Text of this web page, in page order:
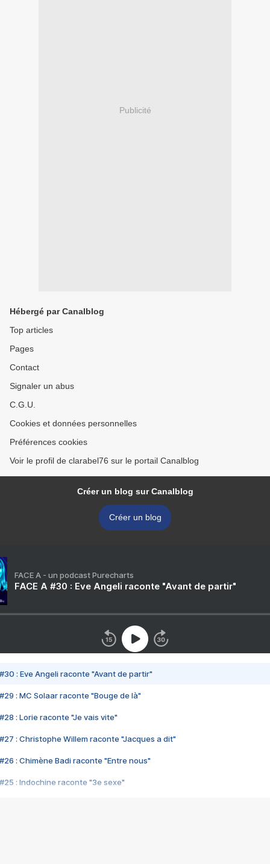
Publicité
Hébergé par Canalblog
Top articles
Pages
Contact
Signaler un abus
C.G.U.
Cookies et données personnelles
Préférences cookies
Voir le profil de clarabel76 sur le portail Canalblog
Créer un blog sur Canalblog
Créer un blog
FACE A - un podcast Purecharts
FACE A #30 : Eve Angeli raconte "Avant de partir"
#30 : Eve Angeli raconte "Avant de partir"
#29 : MC Solaar raconte "Bouge de là"
#28 : Lorie raconte "Je vais vite"
#27 : Christophe Willem raconte "Jacques a dit"
#26 : Chimène Badi raconte "Entre nous"
#25 : Indochine raconte "3e sexe"